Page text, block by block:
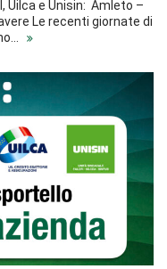
Uilca e Unisin: Amleto –
Le recenti giornate di